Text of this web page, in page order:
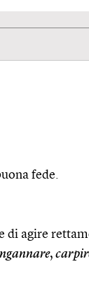
fede.
di agire
,